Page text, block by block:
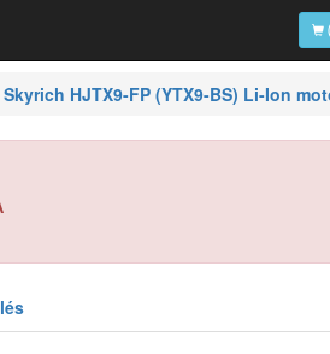
Skyrich HJTX9-FP (YTX9-BS) Li-Ion